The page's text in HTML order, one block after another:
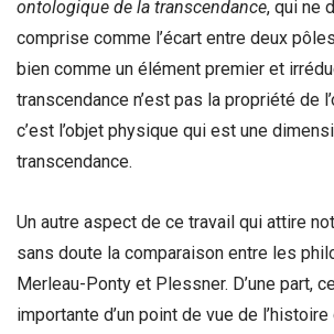
ontologique de la transcendance, qui ne
comprise comme l’écart entre deux
bien comme un élément premier et
transcendance n’est pas la propriété de
c’est l’objet physique qui est une
transcendance.
Un autre aspect de ce travail qui attire
sans doute la comparaison entre les
Merleau-Ponty et Plessner. D’une part,
importante d’un point de vue de